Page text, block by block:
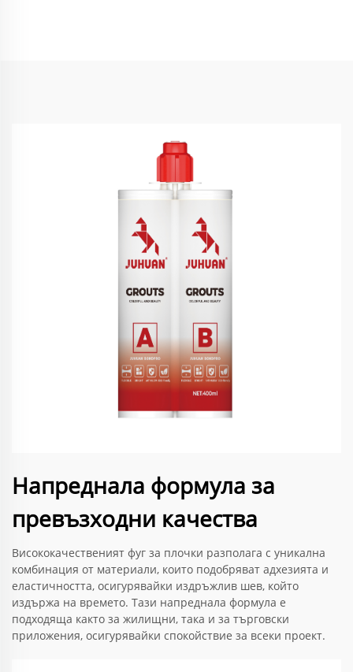
Напреднала формула за
превъзходни качества
Висококачественият фуг за плочки разполага с уникална
комбинация от материали, които подобряват адхезията и
еластичността, осигурявайки издръжлив шев, който
издържа на времето. Тази напреднала формула е
подходяща както за жилищни, така и за търговски
приложения, осигурявайки спокойствие за всеки проект.